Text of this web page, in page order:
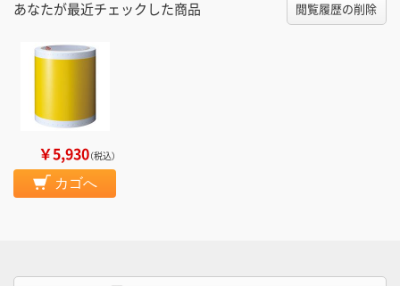
あなたが最近チェックした商品 閲覧履歴の削除
￥5,930（税込）
カゴへ